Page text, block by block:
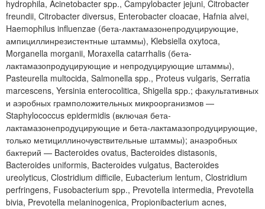
hydrophila, Acinetobacter spр., Campylobacter jejuni, Citrobacter
freundii, Citrobacter diversus, Enterobacter cloacae, Hafnia alvei,
Haemophilus influenzae (бета-лактамазонепродуцирующие,
ампициллинрезистентные штаммы), Klebsiella oxytoca,
Morganella morganii, Moraxella catarrhalis (бета-
лактамазопродуцирующие и непродуцирующие штаммы),
Pasteurella multocida, Salmonella spр., Proteus vulgaris, Serratia
marcescens, Yersinia enterocolitica, Shigella spр.; факультативных
и аэробных грамположительных микроорганизмов —
Staphylococcus epidermidis (включая бета-
лактамазонепродуцирующие и бета-лактамазопродуцирующие,
только метициллиночувствительные штаммы); анаэробных
бактерий — Bacteroides ovatus, Bacteroides distasonis,
Bacteroides uniformis, Bacteroides vulgatus, Bacteroides
ureolyticus, Clostridium difficile, Eubacterium lentum, Clostridium
perfringens, Fusobacterium spр., Prevotella intermedia, Prevotella
bivia, Prevotella melaninogenica, Propionibacterium acnes,